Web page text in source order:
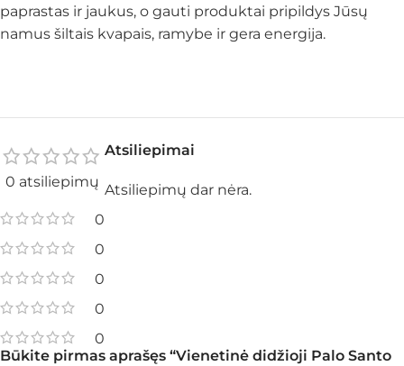
paprastas ir jaukus, o gauti produktai pripildys Jūsų
namus šiltais kvapais, ramybe ir gera energija.
0 atsiliepimų
0
0
0
0
0
Atsiliepimai
Atsiliepimų dar nėra.
Būkite pirmas aprašęs “Vienetinė didžioji Palo Santo